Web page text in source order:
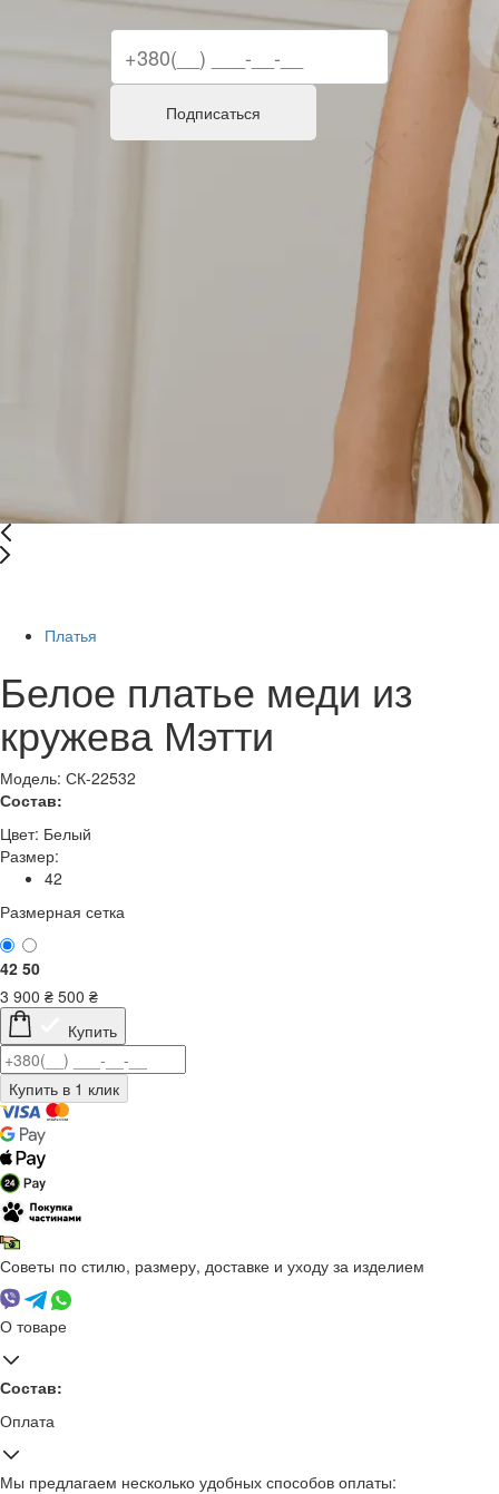
Платья
Белое платье меди из
кружева Мэтти
Модель: СК-22532
Состав:
Цвет: Белый
Размер:
42
Размерная сетка
42 50
3 900 ₴ 500 ₴
Купить
Советы по стилю, размеру, доставке и уходу за изделием
О товаре
Состав:
Оплата
Мы предлагаем несколько удобных способов оплаты:
Подписаться